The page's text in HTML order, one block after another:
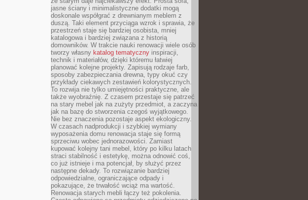
jasne ściany i minimalistyczne dodatki mogą
doskonale współgrać z drewnianym meblem z
duszą. Taki element przyciąga wzrok i sprawia, że
przestrzeń staje się bardziej osobista, mniej
katalogowa i bardziej związana z historią
domowników. W trakcie nauki renowacji wiele osób
tworzy własny katalog tematyczny inspiracji,
technik i materiałów, dzięki któremu łatwiej
planować kolejne projekty. Zapisują rodzaje farb,
sposoby zabezpieczania drewna, typy okuć czy
przykłady ciekawych zestawień kolorystycznych.
To rozwija nie tylko umiejętności praktyczne, ale
także wyobraźnię. Z czasem przestaje się patrzeć
na stary mebel jak na zużyty przedmiot, a zaczyna
jak na bazę do stworzenia czegoś wyjątkowego.
Nie bez znaczenia pozostaje aspekt ekologiczny.
W czasach nadprodukcji i szybkiej wymiany
wyposażenia domu renowacja staje się formą
sprzeciwu wobec jednorazowości. Zamiast
kupować kolejny tani mebel, który po kilku latach
straci stabilność i estetykę, można odnowić coś,
co już istnieje i ma potencjał, by służyć przez
następne dekady. To rozwiązanie bardziej
odpowiedzialne, ograniczające odpady i
pokazujące, że trwałość wciąż ma wartość.
Renowacja starych mebli łączy też pokolenia.